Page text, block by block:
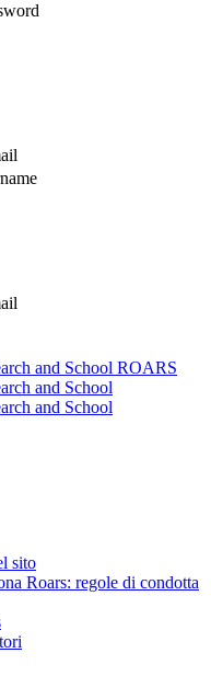
ROARS
sito
Roars: regole di condotta